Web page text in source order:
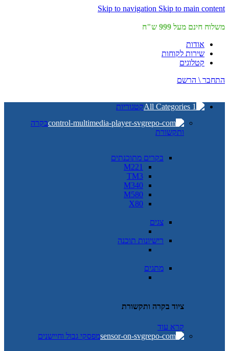
Skip to navigation Skip to main content
משלוח חינם מעל 999 ש"ח
אודות
שירות לקוחות
קטלוגים
התחבר \ הרשם
קטגוריות
בקרה
ותקשורת
בקרים מתוכנתים
M221
TM3
M340
M580
X80
צגים
רישיונות תוכנה
מתגים
ציוד בקרה ותקשורת
קרא עוד
מפסקי גבול וחיישנים